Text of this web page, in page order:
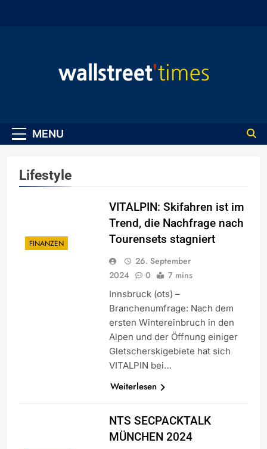
MENU
Lifestyle
FINANZEN
VITALPIN: Skifahren ist im
Trend, die Nachfrage nach
Tourensets stagniert
26. September
2024
0 7 mins
Innsbruck (ots) –
Branchenumfrage: Nach dem
ersten Wintereinbruch in den
Alpen und der Öffnung einiger
Gletscherskigebiete hat sich
VITALPIN bei…
Weiterlesen
NTS SECPACKTALK
MÜNCHEN 2024